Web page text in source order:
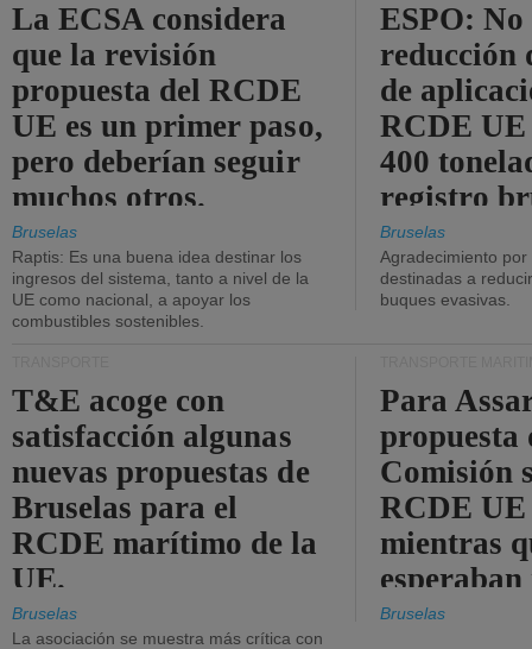
La ECSA considera
que la revisión
propuesta del RCDE
UE es un primer paso,
pero deberían seguir
muchos otros.
Bruselas
Raptis: Es una buena idea destinar los
ingresos del sistema, tanto a nivel de la
UE como nacional, a apoyar los
combustibles sostenibles.
ESPO: No
reducción
de
RCDE UE
400
registro
Bruselas
Agradecimiento
destinadas a
buques evasivas.
T&E acoge con
satisfacción algunas
nuevas propuestas de
Bruselas para el
RCDE marítimo de la
UE.
Bruselas
La asociación se muestra más crítica con
Para
propuesta
Comisión
RCDE
mientras
más
Bruselas